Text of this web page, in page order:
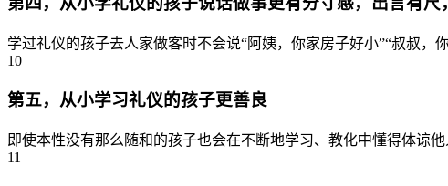
学过礼仪的孩子去人家做客时不会说“阿姨，你家房子好小”“叔叔
10
第五，从小学习礼仪的孩子更善良
即使本性没有那么随和的孩子也会在不断地学习、教化中懂得体谅
11